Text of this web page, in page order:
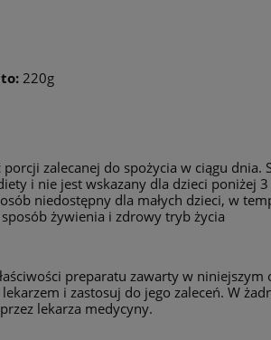
220g
porcji zalecanej do spożycia w ciągu
i nie jest wskazany dla dzieci poniżej
niedostępny dla małych dzieci, w
żywienia i zdrowy tryb życia
preparatu zawarty w
i zastosuj do jego zaleceń. W
lekarza medycyny.